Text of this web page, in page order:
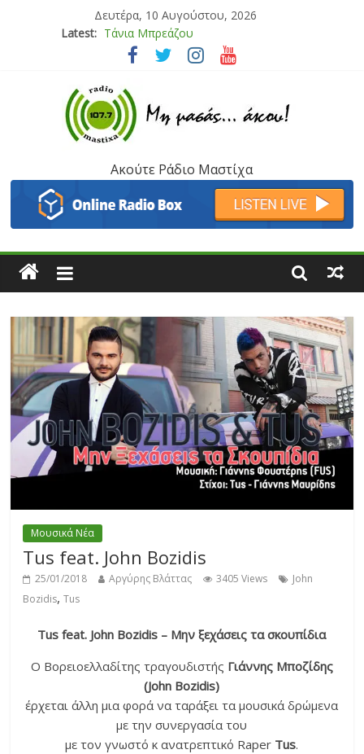
Δευτέρα, 10 Αυγούστου, 2026
Latest: Bliss
Μάνος Τρυπιάς & Γιώργος Στρατάκης
Ιορδάνης Αγαπητός
Μαριάννα Μασάδη
Τάνια Μπρεάζου
Ακούτε Ράδιο Μαστίχα
Μουσικά Νέα
Tus feat. John Bozidis
25/01/2018 Αργύρης Βλάττας 3405 Views
John
Bozidis,Tus
Tus feat. John Bozidis – Μην ξεχάσεις τα σκουπίδια
Ο Βορειοελλαδίτης τραγουδιστής Γιάννης Μποζίδης
(John Bozidis)
έρχεται άλλη μια φορά να ταράξει τα μουσικά δρώμενα
με την συνεργασία του
με τον γνωστό κ ανατρεπτικό Raper Tus.